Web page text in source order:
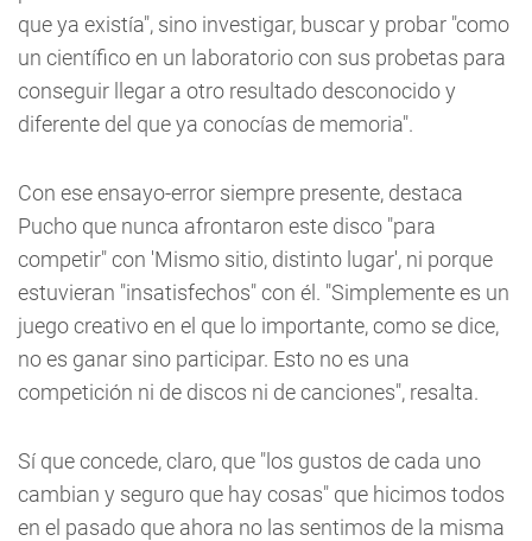
que ya existía", sino investigar, buscar y probar "como
un científico en un laboratorio con sus probetas para
conseguir llegar a otro resultado desconocido y
diferente del que ya conocías de memoria".
Con ese ensayo-error siempre presente, destaca
Pucho que nunca afrontaron este disco "para
competir" con 'Mismo sitio, distinto lugar', ni porque
estuvieran "insatisfechos" con él. "Simplemente es un
juego creativo en el que lo importante, como se dice,
no es ganar sino participar. Esto no es una
competición ni de discos ni de canciones", resalta.
Sí que concede, claro, que "los gustos de cada uno
cambian y seguro que hay cosas" que hicimos todos
en el pasado que ahora no las sentimos de la misma